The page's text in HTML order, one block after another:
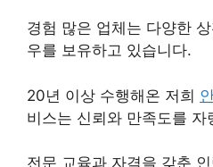
경험 많은 업체는 다양한
우를 보유하고 있습니다.
20년 이상 수행해온 저희
비스는 신뢰와 만족도를 자
전문 교육과 자격을 갖춘